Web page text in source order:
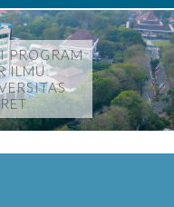
PROGRAM
ILMU